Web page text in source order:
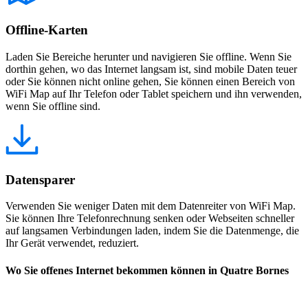
Offline-Karten
Laden Sie Bereiche herunter und navigieren Sie offline. Wenn Sie
dorthin gehen, wo das Internet langsam ist, sind mobile Daten teuer
oder Sie können nicht online gehen, Sie können einen Bereich von
WiFi Map auf Ihr Telefon oder Tablet speichern und ihn verwenden,
wenn Sie offline sind.
Datensparer
Verwenden Sie weniger Daten mit dem Datenreiter von WiFi Map.
Sie können Ihre Telefonrechnung senken oder Webseiten schneller
auf langsamen Verbindungen laden, indem Sie die Datenmenge, die
Ihr Gerät verwendet, reduziert.
Wo Sie offenes Internet bekommen können in Quatre Bornes